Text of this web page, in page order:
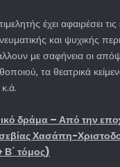
έχει αφαιρέσει
και ψυχικής
με σαφήνεια οι
τα θεατρικά
δράμα – Από την
Χασάπη-
τόμος)